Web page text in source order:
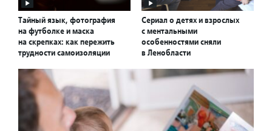
Тайный язык, фотография
на футболке и маска
на скрепках: как пережить
трудности самоизоляции
Сериал о детях и взрослых
с ментальными
особенностями сняли
в Ленобласти